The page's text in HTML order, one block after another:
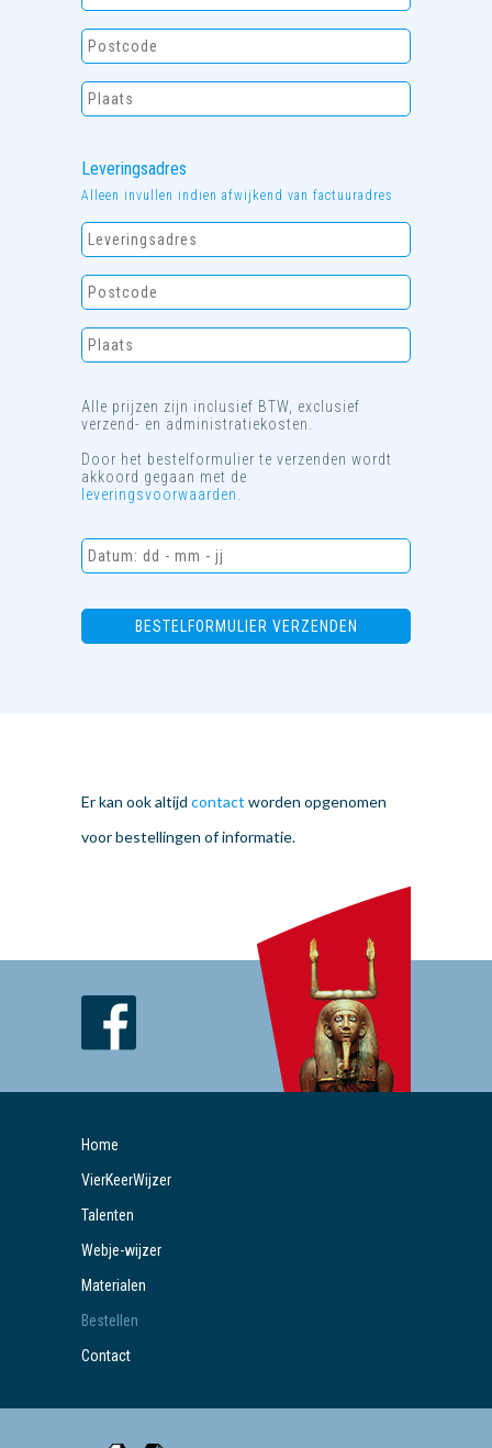
Leveringsadres
Alleen invullen indien afwijkend van factuuradres
Alle prijzen zijn inclusief BTW, exclusief
verzend- en administratiekosten.
Door het bestelformulier te verzenden wordt
akkoord gegaan met de
leveringsvoorwaarden
Er kan ook altijd contact worden opgenomen
voor bestellingen of informatie.
Home
VierKeerWijzer
Talenten
Webje-wijzer
Materialen
Bestellen
Contact